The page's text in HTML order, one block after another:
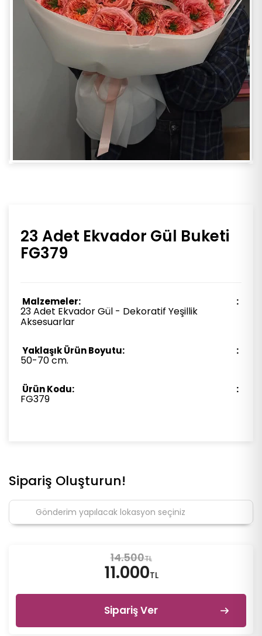
23 Adet Ekvador Gül Buketi
FG379
Malzemeler:
23 Adet Ekvador Gül - Dekoratif Yeşillik
Aksesuarlar
Yaklaşık Ürün Boyutu:
50-70 cm.
Ürün Kodu:
FG379
Sipariş Oluşturun!
14.500TL
11.000TL
Sipariş Ver